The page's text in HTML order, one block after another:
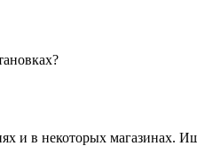
и в некоторых магазинах.